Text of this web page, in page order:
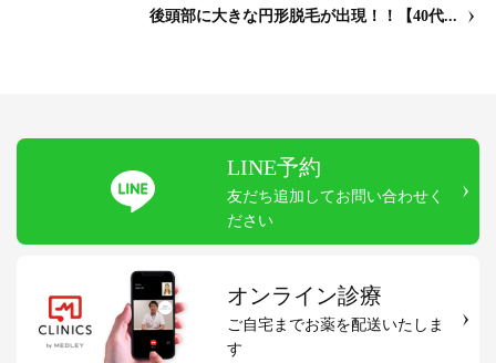
後頭部に大きな円形脱毛が出現！！【40代...
LINE予約
友だち追加してお問い合わせく
ださい
オンライン診療
ご自宅までお薬を配送いたしま
す